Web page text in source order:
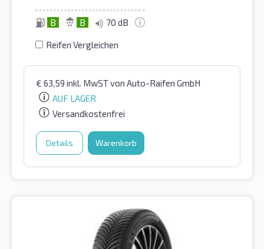
B B 70 dB
Reifen Vergleichen
€ 63,59 inkl. MwSTvon Auto-Raifen GmbH
AUF LAGER
Versandkostenfrei
Details Warenkorb